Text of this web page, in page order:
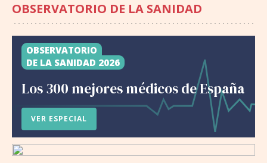
OBSERVATORIO DE LA SANIDAD
OBSERVATORIO
DE LA SANIDAD 2026
Los 300 mejores médicos de España
VER ESPECIAL